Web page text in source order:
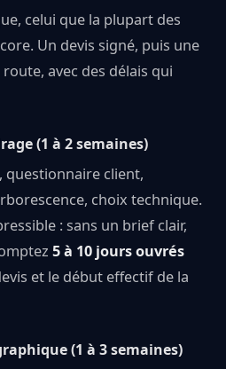
celui que la plupart des
Un devis signé, puis une
avec des délais qui
(1 à 2 semaines)
questionnaire client,
choix technique.
: sans un brief clair,
5 à 10 jours ouvrés
et le début effectif de la
(1 à 3 semaines)